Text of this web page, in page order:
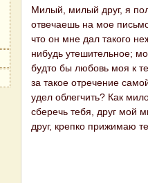
Милый, милый друг, я
отвечаешь на мое
что он мне дал такого
нибудь утешительное;
будто бы любовь моя к
за такое отречение
удел облегчить? Как
сберечь тебя, друг мой
друг, крепко прижимаю